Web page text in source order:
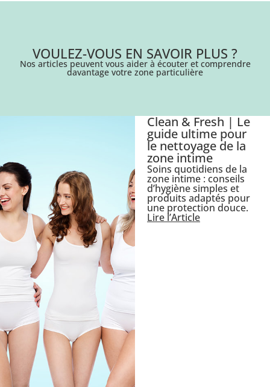
VOULEZ-VOUS EN SAVOIR PLUS ?
Nos articles peuvent vous aider à écouter et comprendre
davantage votre zone particulière
Clean & Fresh | Le
guide ultime pour
le nettoyage de la
zone intime
Soins quotidiens de la
zone intime : conseils
d’hygiène simples et
produits adaptés pour
une protection douce.
Lire l’Article